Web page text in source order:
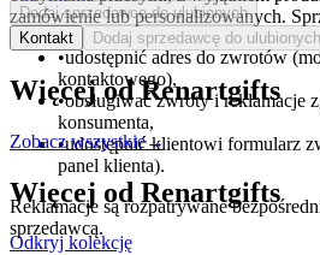
zamówienie lub personalizowanych.
•udostępnić adres do zwrotów
kontaktowego),
•obsługiwać zwroty i reklamacje
konsumenta,
•udostępnić klientowi formularz
panel klienta).
Reklamacje są rozpatrywane
sprzedawcą.
Dodaj sprzedawcę do ulubionych
Kontakt
Dodaj sprzedawcę do ulubionych
Więcej odRenartgifts
Zobacz wszystkie→
Więcej od Renartgifts
Odkryj kolekcję